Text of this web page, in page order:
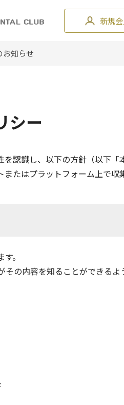
新規
お知らせ
シー
認識し、以下の方針（以下
たはプラットフォーム上で収
。
の内容を知ることができる